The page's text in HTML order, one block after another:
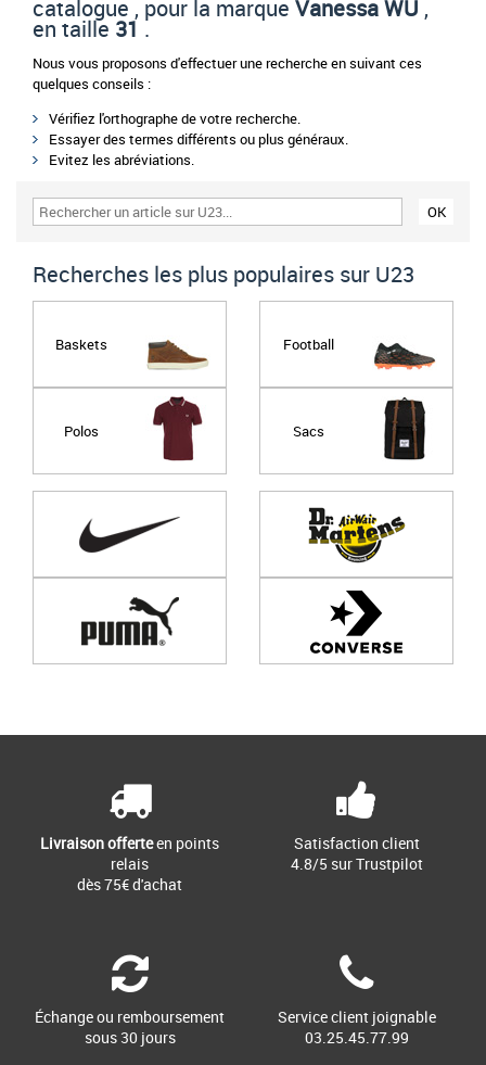
catalogue , pour la marque Vanessa WU ,
en taille 31 .
Nous vous proposons d'effectuer une recherche en suivant ces
quelques conseils :
Vérifiez l'orthographe de votre recherche.
Essayer des termes différents ou plus généraux.
Evitez les abréviations.
Recherches les plus populaires sur U23
Baskets Football
Polos Sacs
Livraison offerteen points
relais
dès 75€ d'achat
Satisfaction client
4.8/5 sur Trustpilot
Échange ou remboursement
sous 30 jours
Service client joignable
03.25.45.77.99